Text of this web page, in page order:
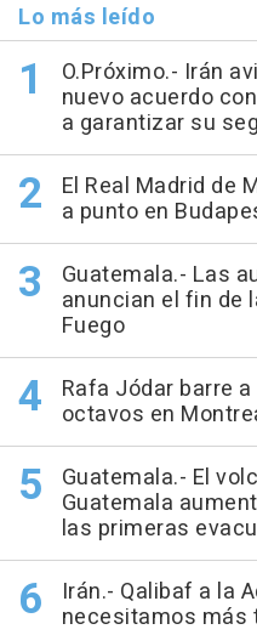
Lo más leído
O.Próximo.- Irán
nuevo acuerdo
a garantizar su
El Real Madrid de
a punto en
Guatemala.- Las
anuncian el fin de
Fuego
Rafa Jódar barre
octavos en
Guatemala.- El
Guatemala
las primeras
Irán.- Qalibaf a la
necesitamos más